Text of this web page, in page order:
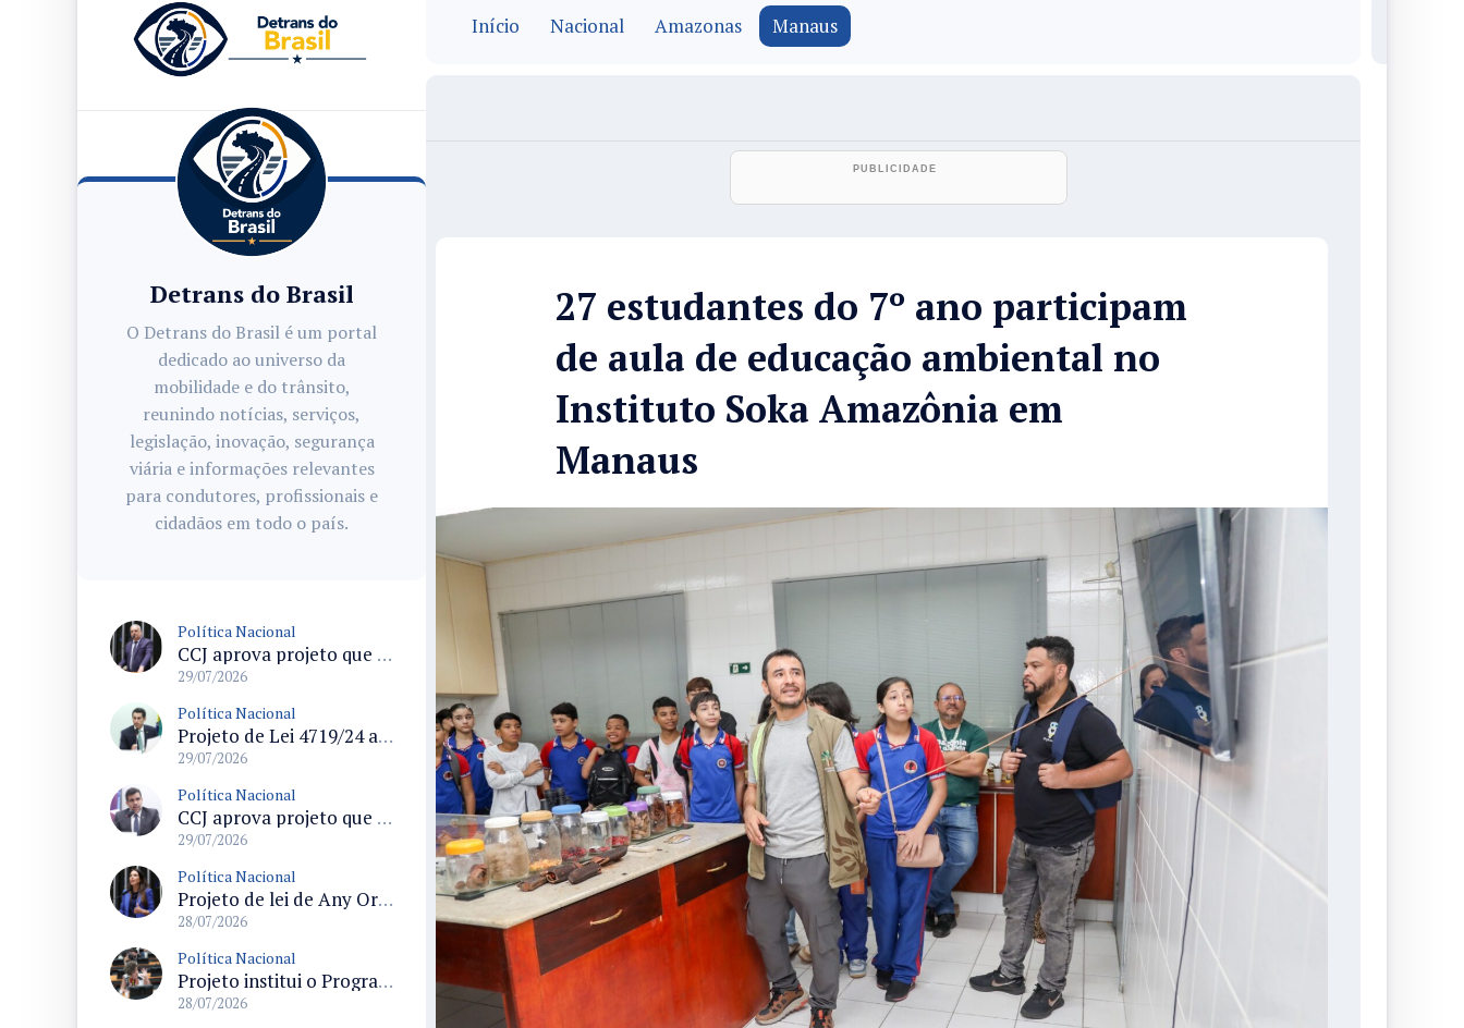
Detrans do Brasil
O Detrans do Brasil é um portal
dedicado ao universo da
mobilidade e do trânsito,
reunindo notícias, serviços,
legislação, inovação, segurança
viária e informações relevantes
para condutores, profissionais e
cidadãos em todo o país.
Política Nacional
CCJ aprova projeto que endurece regras para declaração de insanidade mental de acusados em processo penal
29/07/2026
Política Nacional
Projeto de Lei 4719/24 altera Lei Geral do Turismo e modifica regras de cadastramento de meios de hospedagem
29/07/2026
Política Nacional
CCJ aprova projeto que exige hipóteses objetivas para comunicação ao Conselho Tutelar por profissionais de saúde
29/07/2026
Política Nacional
Projeto de lei de Any Ortiz retira obrigação de ajuste escolar para a Copa do Mundo Feminina 2027
28/07/2026
Política Nacional
Projeto institui o Programa Nacional de Apoio ao Aleitamento Humano em Emergências (Prame) na Câmara dos Deputados
28/07/2026
Início Nacional Amazonas Manaus
27 estudantes do 7º ano participam
de aula de educação ambiental no
Instituto Soka Amazônia em
Manaus